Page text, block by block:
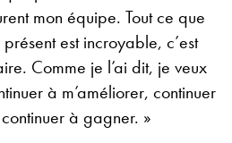
mon équipe. Tout ce que
est incroyable, c’est
Comme je l’ai dit, je veux
à m’améliorer, continuer
à gagner. »